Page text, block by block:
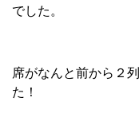
でした。
席がなんと前から２
た！